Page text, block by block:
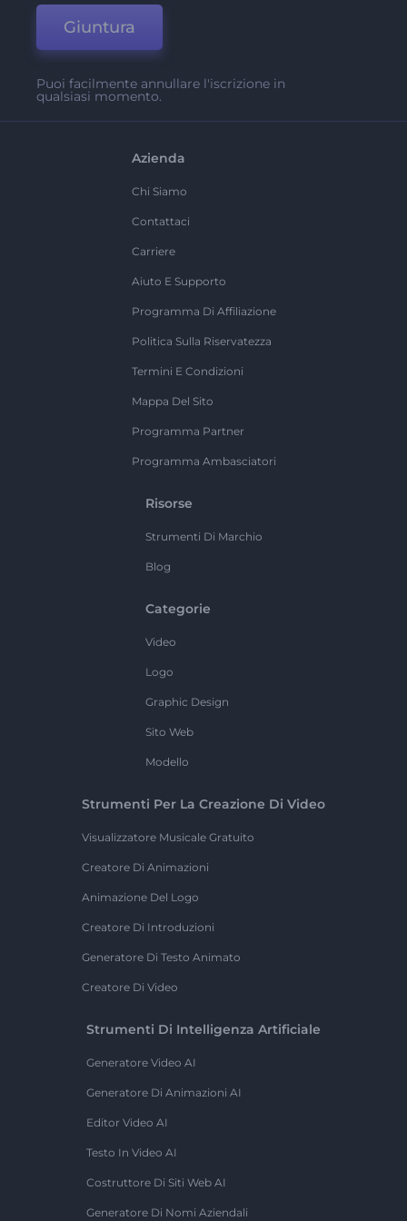
Giuntura
Puoi facilmente annullare l'iscrizione in
qualsiasi momento.
Azienda
Chi Siamo
Contattaci
Carriere
Aiuto E Supporto
Programma Di Affiliazione
Politica Sulla Riservatezza
Termini E Condizioni
Mappa Del Sito
Programma Partner
Programma Ambasciatori
Risorse
Strumenti Di Marchio
Blog
Categorie
Video
Logo
Graphic Design
Sito Web
Modello
Strumenti Per La Creazione Di Video
Visualizzatore Musicale Gratuito
Creatore Di Animazioni
Animazione Del Logo
Creatore Di Introduzioni
Generatore Di Testo Animato
Creatore Di Video
Strumenti Di Intelligenza Artificiale
Generatore Video AI
Generatore Di Animazioni AI
Editor Video AI
Testo In Video AI
Costruttore Di Siti Web AI
Generatore Di Nomi Aziendali